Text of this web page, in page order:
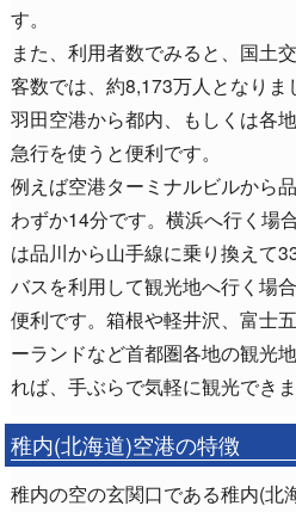
す。
また、利用者数でみると、国土
客数では、約8,173万人となりま
羽田空港から都内、もしくは各
急行を使うと便利です。
例えば空港ターミナルビルから
わずか14分です。横浜へ行く場
は品川から山手線に乗り換えて
バスを利用して観光地へ行く場
便利です。箱根や軽井沢、富士
ーランドなど首都圏各地の観光
れば、手ぶらで気軽に観光できま
稚内(北海道)空港の特徴
稚内の空の玄関口である稚内(北